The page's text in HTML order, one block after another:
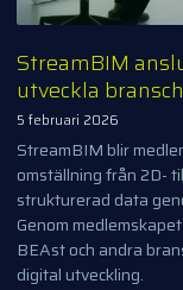
StreamBIM
utveckla
5 februari 2026
StreamBIM blir
omställning från 2D-
strukturerad data
Genom
BEAst och andra
digital utveckling.